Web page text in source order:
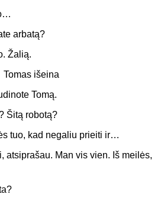
arbatą?
Žalią.
Tomas išeina
Tomą.
Šitą robotą?
tuo, kad negaliu prieiti ir…
atsiprašau. Man vis vien. Iš meilės,